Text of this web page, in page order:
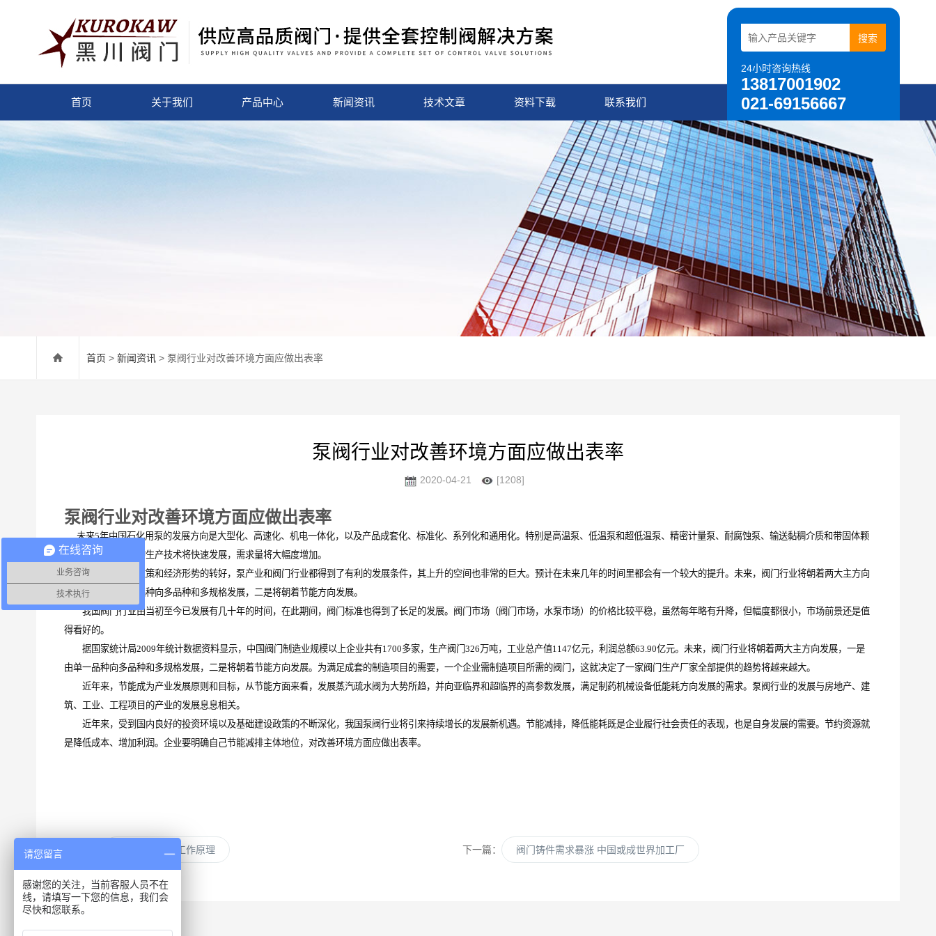
24小时咨询热线
13817001902
021-69156667
首页 关于我们 产品中心 新闻资讯 技术文章 资料下载 联系我们
首页 > 新闻资讯 > 泵阀行业对改善环境方面应做出表率
泵阀行业对改善环境方面应做出表率
2020-04-21 [1208]
泵阀行业对改善环境方面应做出表率
未来5年中国石化用泵的发展方向是大型化、高速化、机电一体化，以及产品成套化、标准化、系列化和通用化。特别是高温泵、低温泵和超低温泵、精密计量泵、耐腐蚀泵、输送黏稠介质和带固体颗
粒介质泵、屏蔽泵的生产技术将快速发展，需求量将大幅度增加。
近几年，国内政策和经济形势的转好，泵产业和阀门行业都得到了有利的发展条件，其上升的空间也非常的巨大。预计在未来几年的时间里都会有一个较大的提升。未来，阀门行业将朝着两大主方向
发展，一是由单一品种向多品种和多规格发展，二是将朝着节能方向发展。
我国阀门行业由当初至今已发展有几十年的时间，在此期间，阀门标准也得到了长足的发展。阀门市场（阀门市场，水泵市场）的价格比较平稳，虽然每年略有升降，但幅度都很小，市场前景还是值
得看好的。
据国家统计局2009年统计数据资料显示，中国阀门制造业规模以上企业共有1700多家，生产阀门326万吨，工业总产值1147亿元，利润总额63.90亿元。未来，阀门行业将朝着两大主方向发展，一是
由单一品种向多品种和多规格发展，二是将朝着节能方向发展。为满足成套的制造项目的需要，一个企业需制造项目所需的阀门，这就决定了一家阀门生产厂家全部提供的趋势将越来越大。
近年来，节能成为产业发展原则和目标，从节能方面来看，发展蒸汽疏水阀为大势所趋，并向亚临界和超临界的高参数发展，满足制药机械设备低能耗方向发展的需求。泵阀行业的发展与房地产、建
筑、工业、工程项目的产业的发展息息相关。
近年来，受到国内良好的投资环境以及基础建设政策的不断深化，我国泵阀行业将引来持续增长的发展新机遇。节能减排，降低能耗既是企业履行社会责任的表现，也是自身发展的需要。节约资源就
是降低成本、增加利润。企业要明确自己节能减排主体地位，对改善环境方面应做出表率。
解读气动蝶阀工作原理 下一篇： 阀门铸件需求暴涨 中国或成世界加工厂
在线咨询
业务咨询
技术执行
请您留言
感谢您的关注，当前客服人员不在
线，请填写一下您的信息，我们会
尽快和您联系。